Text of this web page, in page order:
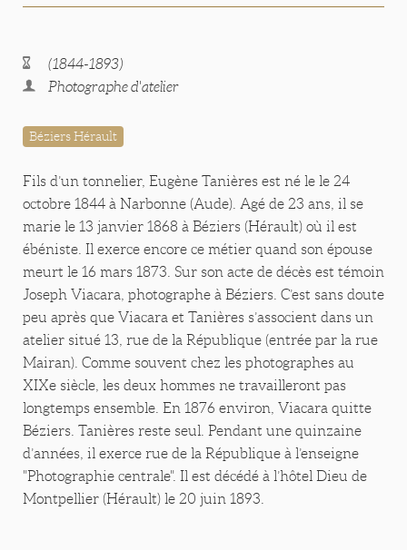
(1844-1893)
Photographe d'atelier
Béziers Hérault
Fils d’un tonnelier, Eugène Tanières est né le le 24
octobre 1844 à Narbonne (Aude). Agé de 23 ans, il se
marie le 13 janvier 1868 à Béziers (Hérault) où il est
ébéniste. Il exerce encore ce métier quand son épouse
meurt le 16 mars 1873. Sur son acte de décès est témoin
Joseph Viacara, photographe à Béziers. C’est sans doute
peu après que Viacara et Tanières s’associent dans un
atelier situé 13, rue de la République (entrée par la rue
Mairan). Comme souvent chez les photographes au
XIXe siècle, les deux hommes ne travailleront pas
longtemps ensemble. En 1876 environ, Viacara quitte
Béziers. Tanières reste seul. Pendant une quinzaine
d’années, il exerce rue de la République à l’enseigne
"Photographie centrale". Il est décédé à l’hôtel Dieu de
Montpellier (Hérault) le 20 juin 1893.